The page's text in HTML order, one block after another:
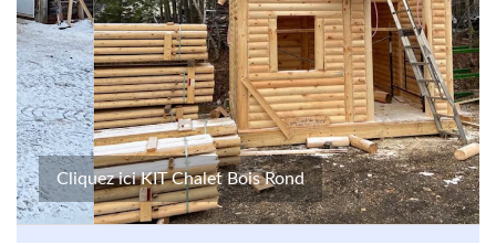
Cliquez ici KIT Chalet Bois Rond